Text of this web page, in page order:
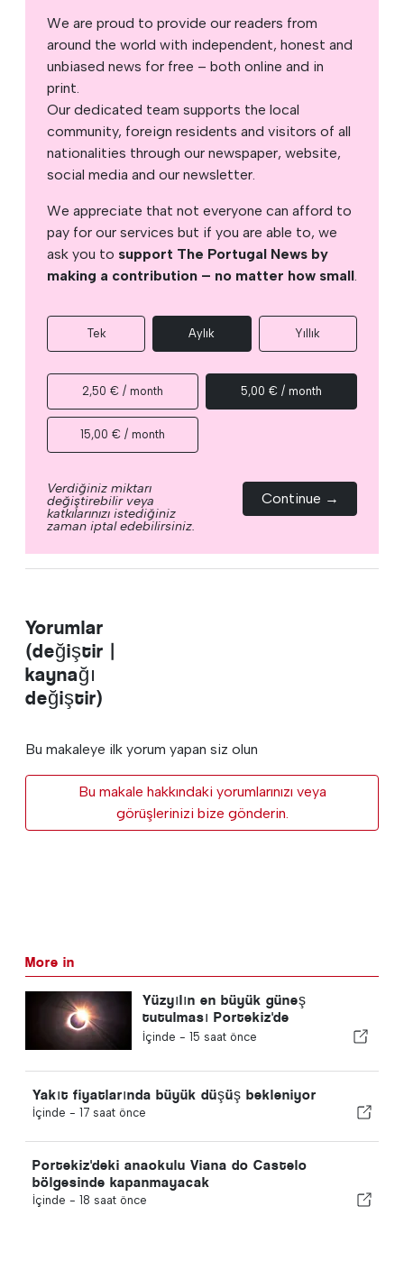
We are proud to provide our readers from
around the world with independent, honest and
unbiased news for free – both online and in
print.
Our dedicated team supports the local
community, foreign residents and visitors of all
nationalities through our newspaper, website,
social media and our newsletter.
We appreciate that not everyone can afford to
pay for our services but if you are able to, we
ask you to support The Portugal News by
making a contribution – no matter how small.
Tek Aylık Yıllık
2,50 € / month 5,00 € / month
15,00 € / month
Verdiğiniz miktarı
değiştirebilir veya
katkılarınızı istediğiniz
zaman iptal edebilirsiniz.
Continue →
Yorumlar
(değiştir |
kaynağı
değiştir)
Bu makaleye ilk yorum yapan siz olun
Bu makale hakkındaki yorumlarınızı veya
görüşlerinizi bize gönderin.
More in
Yüzyılın en büyük güneş
tutulması Portekiz'de
gerçekleşiyor
İçinde - 15 saat önce
Yakıt fiyatlarında büyük düşüş bekleniyor
İçinde - 17 saat önce
Portekiz'deki anaokulu Viana do Castelo
bölgesinde kapanmayacak
İçinde - 18 saat önce